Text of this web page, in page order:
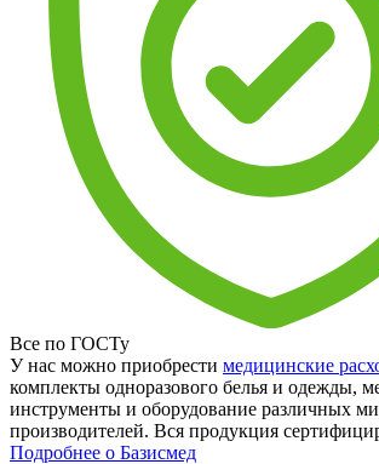
Все по ГОСТу
У нас можно приобрести медицинские
комплекты одноразового белья и одежды,
инструменты и оборудование различных
производителей. Вся продукция
Подробнее о Базисмед